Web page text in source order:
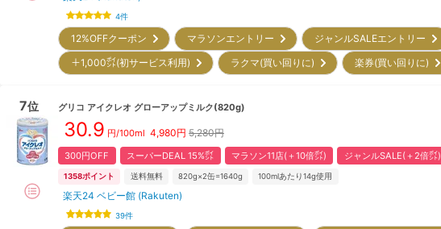
4件
12%OFFクーポン マラソンエントリー ジャンルSALEエントリー
＋1,000㌽(初サービス利用)
ラクマ(買い回りに) 楽券(買い回りに)
7位 グリコ アイクレオ グローアップミルク(820g)
30.9 円/100ml 4,980円 5,280円
300円OFF スーパーDEAL 15%㌽ マラソン11店(＋10倍㌽) ジャンルSALE(＋2倍㌽)
1358ポイント 送料無料 820g×2缶=1640g 100mlあたり14g使用
楽天24 ベビー館 (Rakuten)
39件